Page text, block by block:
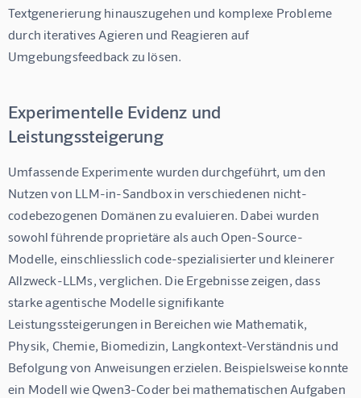
Textgenerierung hinauszugehen und komplexe Probleme
durch iteratives Agieren und Reagieren auf
Umgebungsfeedback zu lösen.
Experimentelle Evidenz und
Leistungssteigerung
Umfassende Experimente wurden durchgeführt, um den
Nutzen von LLM-in-Sandbox in verschiedenen nicht-
codebezogenen Domänen zu evaluieren. Dabei wurden
sowohl führende proprietäre als auch Open-Source-
Modelle, einschliesslich code-spezialisierter und kleinerer
Allzweck-LLMs, verglichen. Die Ergebnisse zeigen, dass
starke agentische Modelle signifikante
Leistungssteigerungen in Bereichen wie Mathematik,
Physik, Chemie, Biomedizin, Langkontext-Verständnis und
Befolgung von Anweisungen erzielen. Beispielsweise konnte
ein Modell wie Qwen3-Coder bei mathematischen Aufgaben